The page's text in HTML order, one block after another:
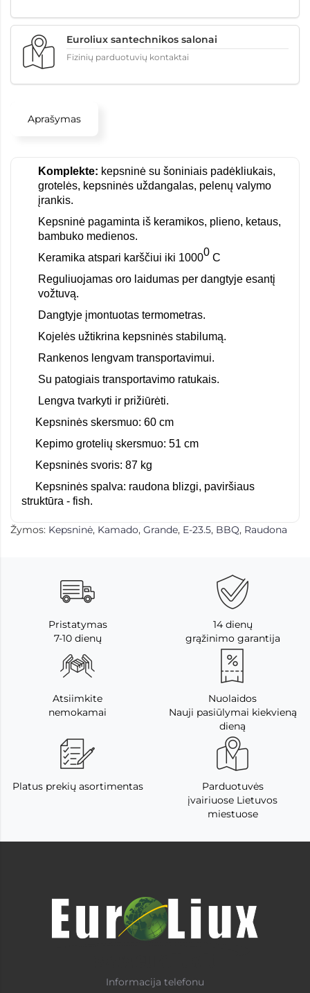
Euroliux santechnikos salonai
Fizinių parduotuvių kontaktai
Aprašymas
Komplekte: kepsninė su šoniniais padėkliukais,
grotelės, kepsninės uždangalas, pelenų valymo
įrankis.
Kepsninė pagaminta iš keramikos, plieno, ketaus,
bambuko medienos.
Keramika atspari karščiui iki 10000 C
Reguliuojamas oro laidumas per dangtyje esantį
vožtuvą.
Dangtyje įmontuotas termometras.
Kojelės užtikrina kepsninės stabilumą.
Rankenos lengvam transportavimui.
Su patogiais transportavimo ratukais.
Lengva tvarkyti ir prižiūrėti.
Kepsninės skersmuo: 60 cm
Kepimo grotelių skersmuo: 51 cm
Kepsninės svoris: 87 kg
Kepsninės spalva: raudona blizgi, paviršiaus
struktūra - fish.
Žymos: Kepsninė, Kamado, Grande, E-23.5, BBQ, Raudona
Pristatymas
7-10 dienų
14 dienų
grąžinimo garantija
Atsiimkite
nemokamai
Nuolaidos
Nauji pasiūlymai kiekvieną
dieną
Platus prekių asortimentas
Parduotuvės
įvairiuose Lietuvos
miestuose
Informacija telefonu